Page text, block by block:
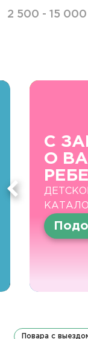
2 500 - 15
С
О
Повара с